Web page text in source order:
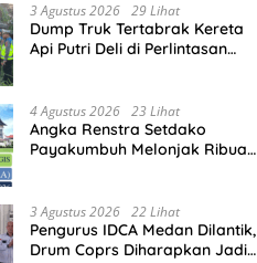
3 Agustus 2026 29 Lihat
Dump Truk Tertabrak Kereta
Api Putri Deli di Perlintasan
4 Agustus 2026 23 Lihat
Angka Renstra Setdako
Payakumbuh Melonjak Ribuan
3 Agustus 2026 22 Lihat
Pengurus IDCA Medan Dilantik,
Drum Coprs Diharapkan Jadi